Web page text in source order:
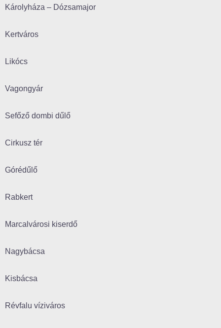
Károlyháza – Dózsamajor
Kertváros
Likócs
Vagongyár
Sefőző dombi dűlő
Cirkusz tér
Górédűlő
Rabkert
Marcalvárosi kiserdő
Nagybácsa
Kisbácsa
Révfalu víziváros